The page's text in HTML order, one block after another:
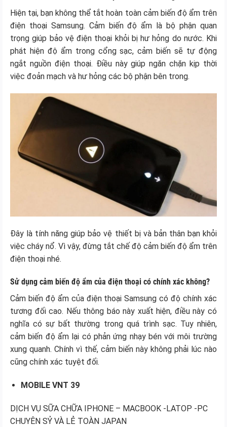
Hiện tại, bạn không thể tắt hoàn toàn cảm biến độ ẩm trên
điện thoại Samsung. Cảm biến độ ẩm là bộ phận quan
trọng giúp bảo vệ điện thoại khỏi bị hư hỏng do nước. Khi
phát hiện độ ẩm trong cổng sạc, cảm biến sẽ tự động
ngắt nguồn điện thoại. Điều này giúp ngăn chặn kịp thời
việc đoản mạch và hư hỏng các bộ phận bên trong.
Đây là tính năng giúp bảo vệ thiết bị và bản thân bạn khỏi
việc cháy nổ. Vì vậy, đừng tắt chế độ cảm biến độ ẩm trên
điện thoại nhé.
Sử dụng cảm biến độ ẩm của điện thoại có chính xác không?
Cảm biến độ ẩm của điện thoại Samsung có độ chính xác
tương đối cao. Nếu thông báo này xuất hiện, điều này có
nghĩa có sự bất thường trong quá trình sạc. Tuy nhiên,
cảm biến độ ẩm lại có phản ứng nhạy bén với môi trường
xung quanh. Chính vì thế, cảm biến này không phải lúc nào
cũng chính xác tuyệt đối.
MOBILE VNT 39
DỊCH VỤ SỮA CHỮA IPHONE – MACBOOK -LATOP -PC
CHUYÊN SỶ VÀ LẺ TOÀN JAPAN